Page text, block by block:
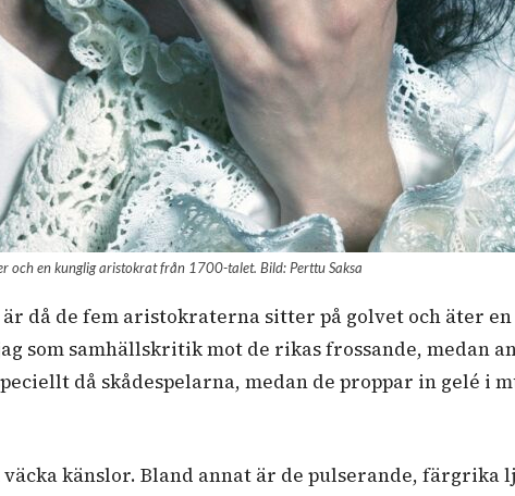
och en kunglig aristokrat från 1700-talet. Bild: Perttu Saksa
då de fem aristokraterna sitter på golvet och äter
som samhällskritik mot de rikas frossande, medan
då skådespelarna, medan de proppar in gelé i
känslor. Bland annat är de pulserande, färgrika